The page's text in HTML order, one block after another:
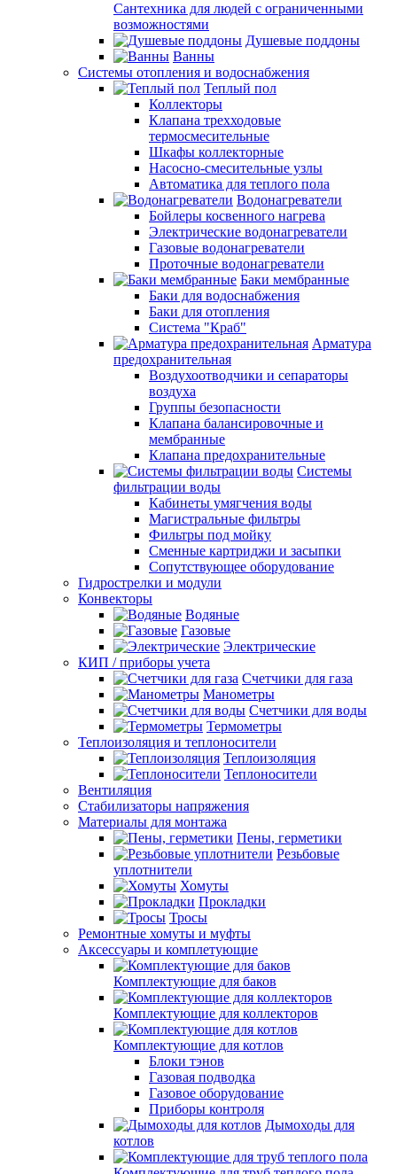
Сантехника для людей с ограниченными
возможностями
Душевые поддоны
Ванны
Системы отопления и водоснабжения
Теплый пол
Коллекторы
Клапана трехходовые
термосмесительные
Шкафы коллекторные
Насосно-смесительные узлы
Автоматика для теплого пола
Водонагреватели
Бойлеры косвенного нагрева
Электрические водонагреватели
Газовые водонагреватели
Проточные водонагреватели
Баки мембранные
Баки для водоснабжения
Баки для отопления
Система "Краб"
Арматура
предохранительная
Воздухоотводчики и сепараторы
воздуха
Группы безопасности
Клапана балансировочные и
мембранные
Клапана предохранительные
Системы
фильтрации воды
Кабинеты умягчения воды
Магистральные фильтры
Фильтры под мойку
Сменные картриджи и засыпки
Сопутствующее оборудование
Гидрострелки и модули
Конвекторы
Водяные
Газовые
Электрические
КИП / приборы учета
Счетчики для газа
Манометры
Счетчики для воды
Термометры
Теплоизоляция и теплоносители
Теплоизоляция
Теплоносители
Вентиляция
Стабилизаторы напряжения
Материалы для монтажа
Пены, герметики
Резьбовые
уплотнители
Хомуты
Прокладки
Тросы
Ремонтные хомуты и муфты
Аксессуары и комплетующие
Комплектующие для баков
Комплектующие для коллекторов
Комплектующие для котлов
Блоки тэнов
Газовая подводка
Газовое оборудование
Приборы контроля
Дымоходы для
котлов